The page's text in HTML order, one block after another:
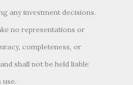
any investment decisions.
no representations or
completeness, or
shall not be held liable
use.